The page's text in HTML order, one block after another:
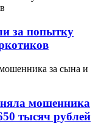
за попытку
мошенника
тысяч рублей